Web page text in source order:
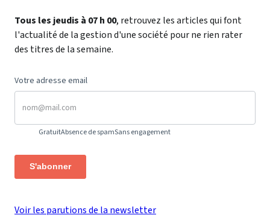
Tous les jeudis à 07 h 00, retrouvez les articles qui font
l'actualité de la gestion d'une société pour ne rien rater
des titres de la semaine.
Votre adresse email
GratuitAbsence de spamSans engagement
S'abonner
Voir les parutions de la newsletter